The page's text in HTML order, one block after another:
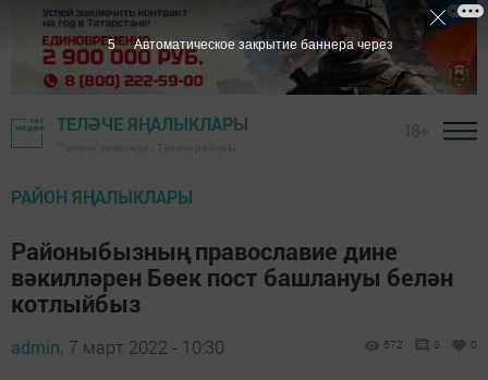
ТЕЛӘЧЕ ЯҢАЛЫКЛАРЫ
РАЙОН ЯҢАЛЫКЛАРЫ
Районыбызның православие дине
вәкилләрен Бөек пост башлануы белән
котлыйбыз
admin, 7 март 2022 - 10:30 672 0 0
4 Автоматическое закрытие баннера через